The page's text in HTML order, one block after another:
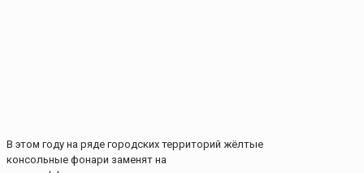
В этом году на ряде городских территорий жёлтые
консольные фонари заменят на